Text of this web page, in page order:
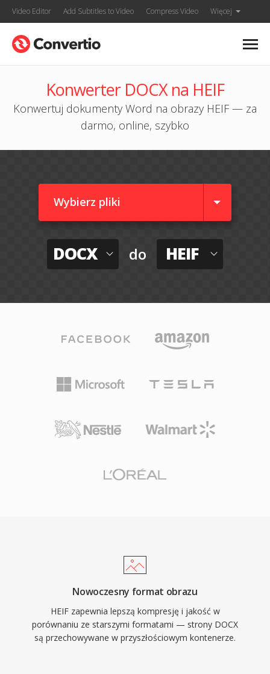
Video Editor Add Subtitles to Video Compress Video Więcej
Konwerter DOCX na HEIF
Konwertuj dokumenty Word na obrazy HEIF — za
darmo, online, szybko
Wybierz pliki
DOCX do HEIF
Nowoczesny format obrazu
HEIF zapewnia lepszą kompresję i jakość w
porównaniu ze starszymi formatami — strony DOCX
są przechowywane w przyszłościowym kontenerze.